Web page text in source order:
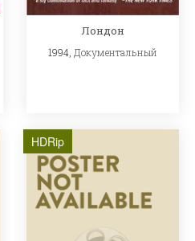
Лондон
1994, Документальный
HDRip